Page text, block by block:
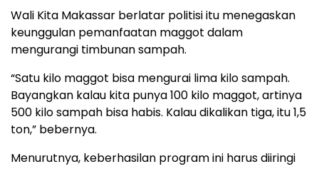
Wali Kita Makassar berlatar politisi itu menegaskan
keunggulan pemanfaatan maggot dalam
mengurangi timbunan sampah.
“Satu kilo maggot bisa mengurai lima kilo sampah.
Bayangkan kalau kita punya 100 kilo maggot, artinya
500 kilo sampah bisa habis. Kalau dikalikan tiga, itu 1,5
ton,” bebernya.
Menurutnya, keberhasilan program ini harus diiringi